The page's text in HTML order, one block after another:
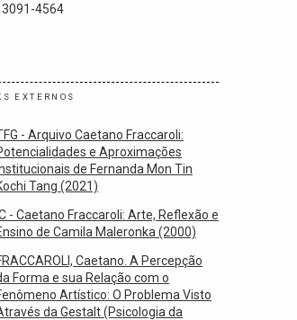
4564
EXTERNOS
- Arquivo Caetano Fraccaroli:
e Aproximações
de Fernanda Mon Tin
Tang (2021)
- Caetano Fraccaroli: Arte, Reflexão e
de Camila Maleronka (2000)
Caetano. A Percepção
Forma e sua Relação com o
Artístico: O Problema Visto
da Gestalt (Psicologia da